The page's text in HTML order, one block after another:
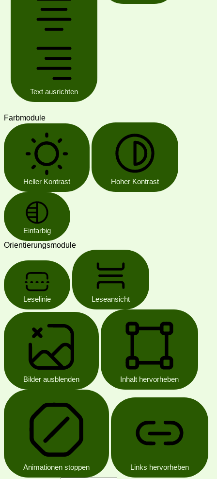
Text ausrichten
Farbmodule
Heller Kontrast Hoher Kontrast
Einfarbig
Orientierungsmodule
Leselinie Leseansicht
Bilder ausblenden Inhalt hervorheben
Animationen stoppen Links hervorheben